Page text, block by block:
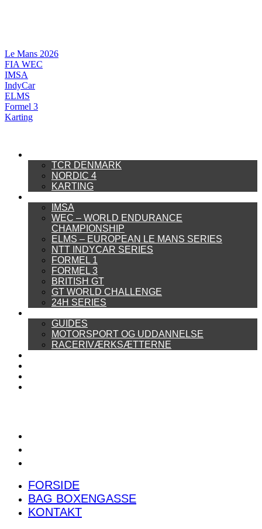
Le Mans 2026
FIA WEC
IMSA
IndyCar
ELMS
Formel 3
Karting
TCR DENMARK
NORDIC 4
KARTING
IMSA
WEC – WORLD ENDURANCE
CHAMPIONSHIP
ELMS – EUROPEAN LE MANS SERIES
NTT INDYCAR SERIES
FORMEL 1
FORMEL 3
BRITISH GT
GT WORLD CHALLENGE
24H SERIES
GUIDES
MOTORSPORT OG UDDANNELSE
RACERIVÆRKSÆTTERNE
FORSIDE
BAG BOXENGASSE
KONTAKT